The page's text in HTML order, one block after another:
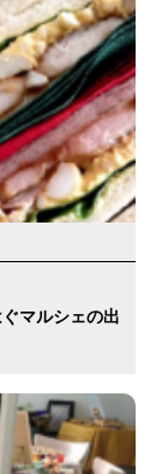
マルシェの出